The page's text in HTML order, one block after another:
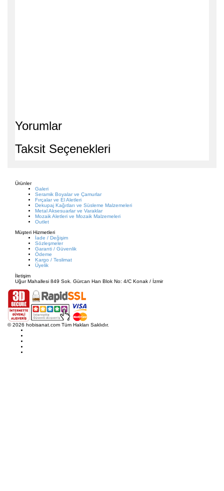
Yorumlar
Taksit Seçenekleri
Ürünler
Galeri
Seramik Boyalar ve Çamurlar
Fırçalar ve El Aletleri
Dekupaj Kağıtları ve Süsleme Malzemeleri
Metal Aksesuarlar ve Varaklar
Mozaik Aletleri ve Mozaik Malzemeleri
Outlet
Müşteri Hizmetleri
İade / Değişim
Sözleşmeler
Garanti / Güvenlik
Ödeme
Kargo / Teslimat
Üyelik
İletişim
Uğur Mahallesi 849 Sok. Gürcan Han Blok No: 4/C Konak / İzmir
© 2026 hobisanat.com Tüm Hakları Saklıdır.